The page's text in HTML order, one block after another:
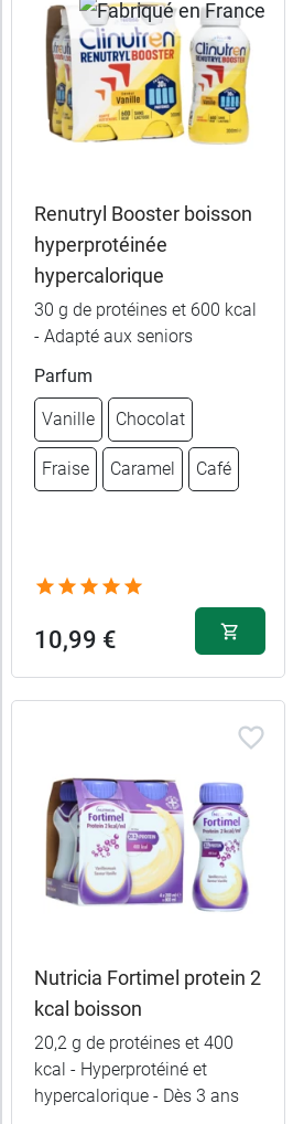
produits
Par défaut
Gamme
Marques
Fabriqué
Convient
Parfum
Renutryl Booster boisson
hyperprotéinée
hypercalorique
30 g de protéines et 600 kcal
- Adapté aux seniors
Parfum
Vanille Chocolat
Fraise Caramel Café
10,99 €
Vanille 10,99 €
Nutricia Fortimel protein 2
kcal boisson
20,2 g de protéines et 400
kcal - Hyperprotéiné et
hypercalorique - Dès 3 ans